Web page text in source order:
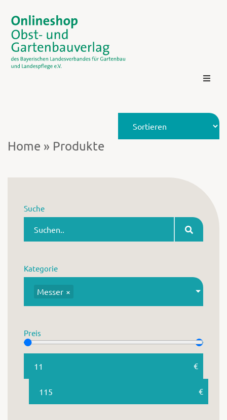
Login
Home » Produkte
Suche
Kategorie
Messer ×
Preis
€
€